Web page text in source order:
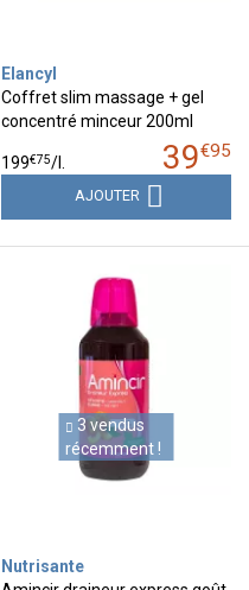
Elancyl
Coffret slim massage + gel
concentré minceur 200ml
39€95
199€75/l.
AJOUTER
3 vendus
récemment !
Nutrisante